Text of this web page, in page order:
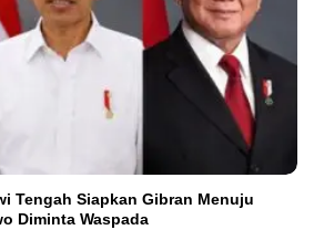
Tengah Siapkan Gibran Menuju
Diminta Waspada